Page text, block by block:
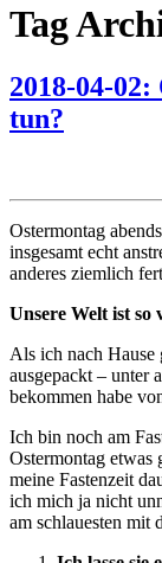
Tag
2018-04-
tun?
Ostermontag
insgesamt echt
anderes ziemlich
Unsere Welt ist
Als ich nach Hause
ausgepackt – unter
bekommen habe
Ich bin noch am
Ostermontag etwas
meine Fastenzeit
ich mich ja nicht
am schlauesten mit